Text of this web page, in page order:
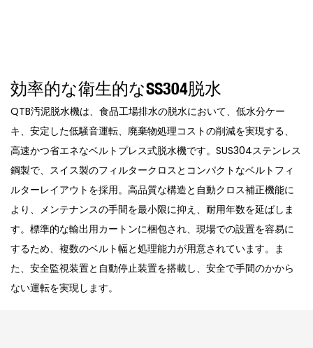
効率的な衛生的なSS304脱水
QTB汚泥脱水機は、食品工場排水の脱水において、低水分ケー
キ、安定した低騒音運転、廃棄物処理コストの削減を実現する、
高速かつ省エネなベルトプレス式脱水機です。SUS304ステンレス
鋼製で、スイス製のフィルタークロスとコンパクトなベルトフィ
ルターレイアウトを採用。高品質な構造と自動クロス補正機能に
より、メンテナンスの手間を最小限に抑え、耐用年数を延ばしま
す。標準的な輸出用カートンに梱包され、現場での設置を容易に
するため、複数のベルト幅と処理能力が用意されています。ま
た、安全監視装置と自動停止装置を搭載し、安全で手間のかから
ない運転を実現します。